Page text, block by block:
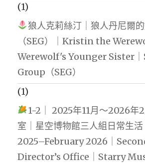
(1)
狼人克莉絲汀｜狼人丹尼爾
（SEG）｜Kristin the
Werewolf's Younger Sister
Group（SEG）
(1)
1-2｜ 2025年11月～2026年
室｜星空博物館三人組日常生
2025–February 2026｜
Director’s Office｜Starry